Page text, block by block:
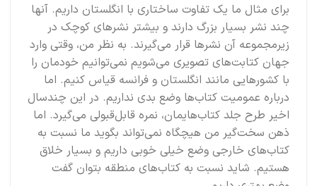
برای مثال ما یک تفاوت ساختاری با انگلستان داریم. آنها
چند نشر بسیار بزرگ دارند و بیشتر نشرهای کوچک در
زیرمجموعه آن نشرها قرار می‌گیرند. به نظر من، وقتی وارد
جهان کتابت‌های تصویری می‌شویم نمی‌توانیم خودمان را
با کشورهایی مانند انگلستان و فرانسه قیاس کنیم. اما
درباره عمومیت کتاب‌ها وضع بدی نداریم. در این چندسال
اخیر طرح جلد کتاب‌هایمان، نمره قابل‌قبولی می‌گیرد. اما
ذهن سخت‌گیر من هیچگاه نمی‌تواند بگوید ما نسبت به
کتاب‌های خارجی وضع خیلی خوبی داریم و بسیار خلاق
هستیم. شاید نسبت به کتاب‌های منطقه بتوان گفت